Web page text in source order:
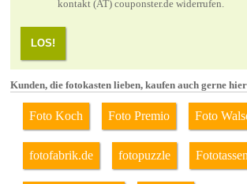
kontakt (AT) couponster.de widerrufen.
LOS!
Kunden, die fotokasten lieben, kaufen auch gerne
Foto Koch Foto Premio Foto
fotofabrik.de fotopuzzle